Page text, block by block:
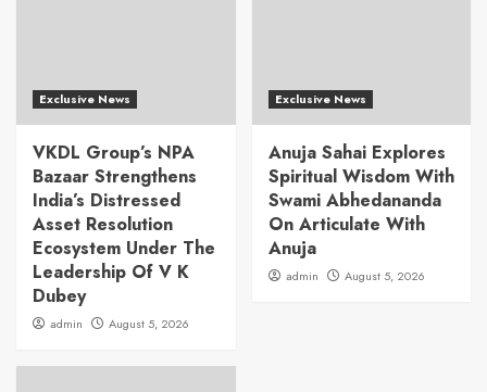
Exclusive News
VKDL Group’s NPA
Bazaar Strengthens
India’s Distressed
Asset Resolution
Ecosystem Under The
Leadership Of V K
Dubey
admin August 5, 2026
Exclusive News
Anuja Sahai Explores
Spiritual Wisdom With
Swami Abhedananda
On Articulate With
Anuja
admin August 5, 2026